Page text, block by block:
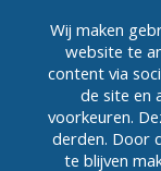
MENU
Wij maken
website te
content via
de site en
voorkeuren.
derden. Door
te blijven